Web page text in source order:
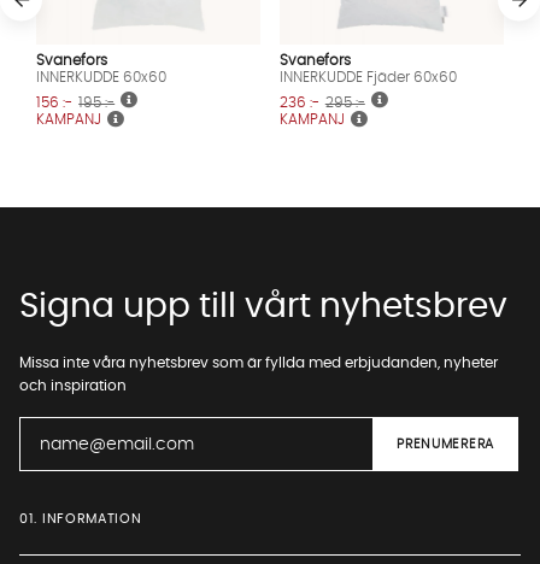
Svanefors
INNERKUDDE 60x60
KAMPANJ
156 :- 195 :-
Svanefors
INNERKUDDE Fjäder 60x60
KAMPANJ
236 :- 295 :-
Signa upp till vårt nyhetsbrev
Missa inte våra nyhetsbrev som är fyllda med erbjudanden, nyheter
och inspiration
01. INFORMATION